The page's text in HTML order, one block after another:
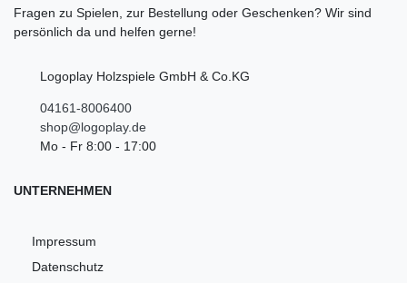
Fragen zu Spielen, zur Bestellung oder Geschenken? Wir sind
persönlich da und helfen gerne!
Logoplay Holzspiele GmbH & Co.KG
04161-8006400
shop@logoplay.de
Mo - Fr 8:00 - 17:00
UNTERNEHMEN
Impressum
Datenschutz